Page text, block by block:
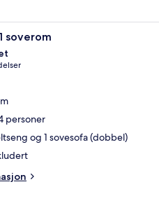
skrivebord for bærbar PCLeilighet, 1
soverom
personer
og 1 sovesofa (dobbel)